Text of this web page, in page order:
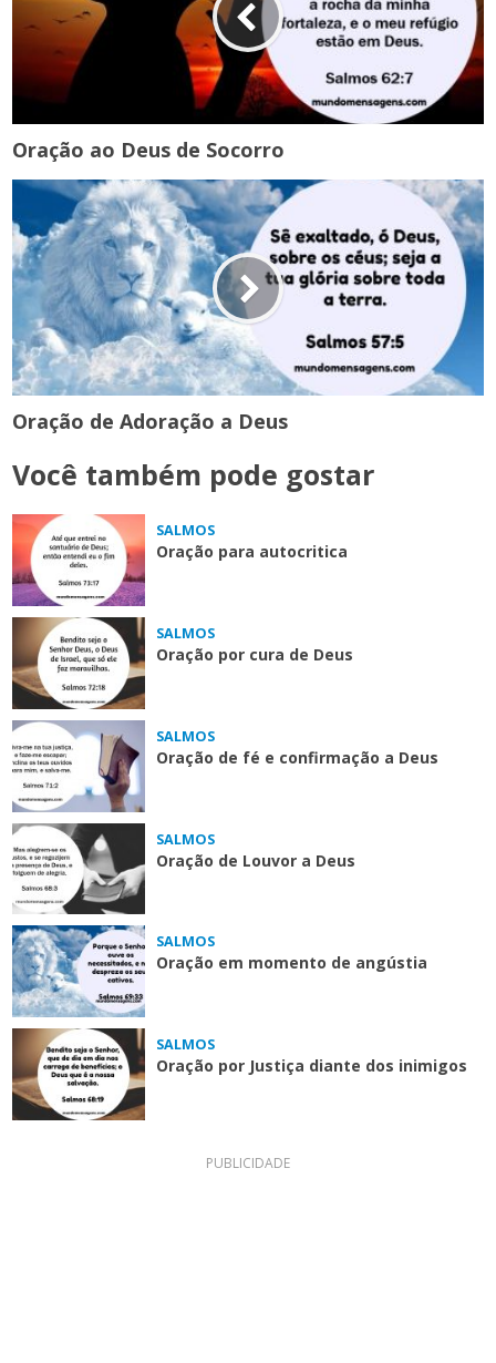
Oração ao Deus de Socorro
Oração de Adoração a Deus
Você também pode gostar
SALMOS
Oração para autocritica
SALMOS
Oração por cura de Deus
SALMOS
Oração de fé e confirmação a Deus
SALMOS
Oração de Louvor a Deus
SALMOS
Oração em momento de angústia
SALMOS
Oração por Justiça diante dos inimigos
PUBLICIDADE